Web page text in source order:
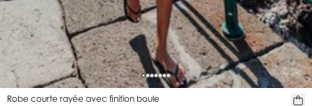
Robe courte rayée avec finition boule